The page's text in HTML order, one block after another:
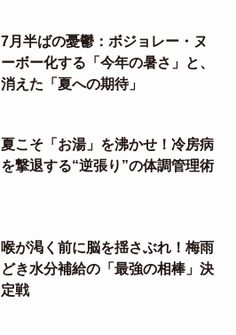
7月半ばの憂鬱：ボジョレー・ヌ
ーボー化する「今年の暑さ」と、
消えた「夏への期待」
夏こそ「お湯」を沸かせ！冷房病
を撃退する“逆張り”の体調管理術
喉が渇く前に脳を揺さぶれ！梅雨
どき水分補給の「最強の相棒」決
定戦